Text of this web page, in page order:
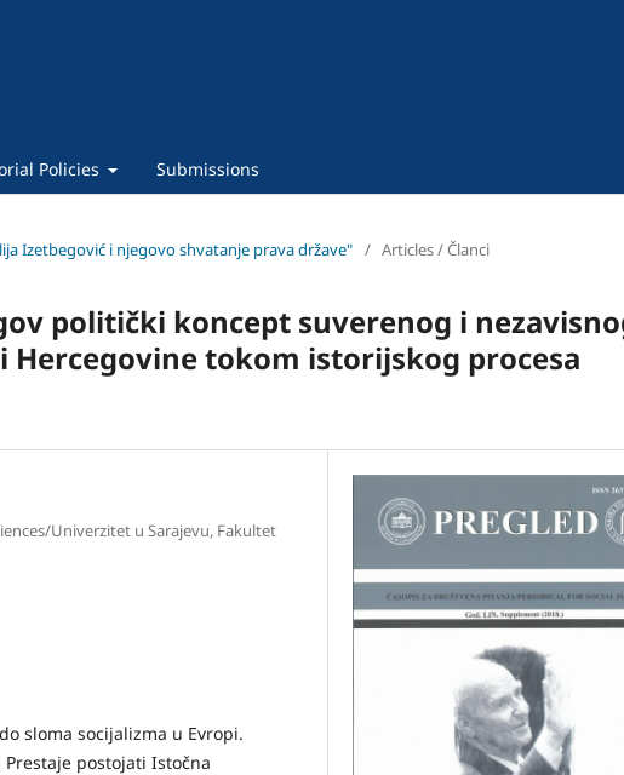
Policies Submissions
Izetbegović i njegovo shvatanje prava države" / Articles / Članci
politički koncept suverenog i
Hercegovine tokom istorijskog procesa
Univerzitet u Sarajevu, Fakultet
sloma socijalizma u Evropi.
Prestaje postojati Istočna